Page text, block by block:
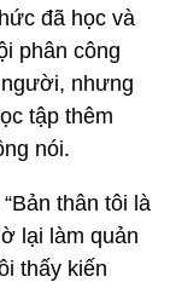
đã học và
phân công
nhưng
tập thêm
nói.
thân tôi là
lại làm quản
thấy kiến